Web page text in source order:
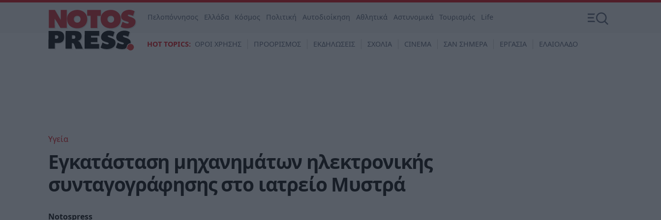
Πελοπόννησος Ελλάδα Κόσμος Πολιτική Αυτοδιοίκηση Αθλητικά Αστυνομικά Τουρισμός Life
HOT TOPICS: ΟΡΟΙ ΧΡΗΣΗΣ ΠΡΟΟΡΙΣΜΟΣ ΕΚΔΗΛΩΣΕΙΣ ΣΧΟΛΙΑ CINEMA ΣΑΝ ΣΗΜΕΡΑ ΕΡΓΑΣΙΑ ΕΛΑΙΟΛΑΔΟ
Υγεία
Εγκατάσταση μηχανημάτων ηλεκτρονικής
συνταγογράφησης στο ιατρείο Μυστρά
Notospress